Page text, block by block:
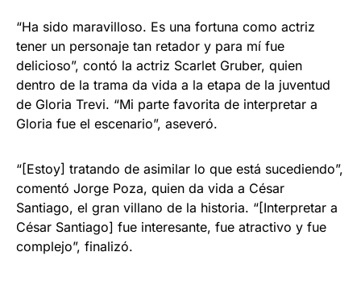
“Ha sido maravilloso. Es una fortuna como actriz
tener un personaje tan retador y para mí fue
delicioso”, contó la actriz Scarlet Gruber, quien
dentro de la trama da vida a la etapa de la juventud
de Gloria Trevi. “Mi parte favorita de interpretar a
Gloria fue el escenario”, aseveró.
“[Estoy] tratando de asimilar lo que está sucediendo”,
comentó Jorge Poza, quien da vida a César
Santiago, el gran villano de la historia. “[Interpretar a
César Santiago] fue interesante, fue atractivo y fue
complejo”, finalizó.